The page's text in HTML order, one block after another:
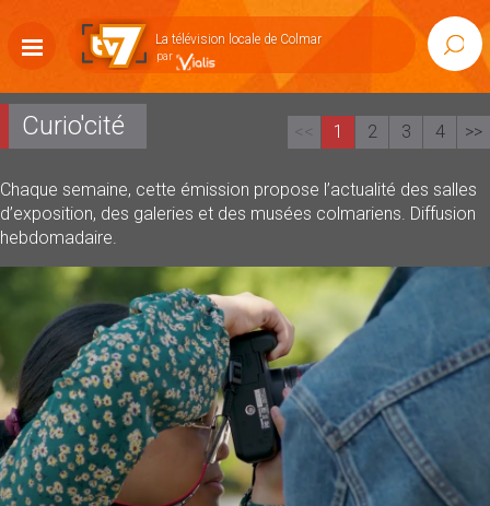
contenuAfficher
la
navigation
La télévision locale de Colmar
<< 1 2 3 4 >>
Curio'cité
Chaque semaine, cette émission propose l’actualité des salles
d’exposition, des galeries et des musées colmariens. Diffusion
hebdomadaire.